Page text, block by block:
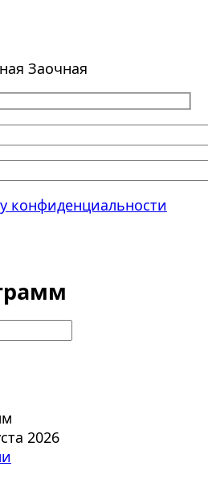
Заочная
конфиденциальности
2026